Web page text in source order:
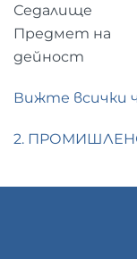
Седалище
Предмет на
дейност
Вижте всички
2.